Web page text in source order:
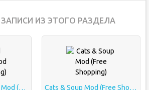
ИЗ ЭТОГО РАЗДЕЛА
Botworld Adventure Mod (Free Shopping) Cats & Soup Mod (Free Shopping)